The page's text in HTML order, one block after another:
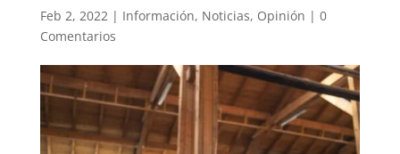
Feb 2, 2022| Información, Noticias, Opinión | 0
Comentarios